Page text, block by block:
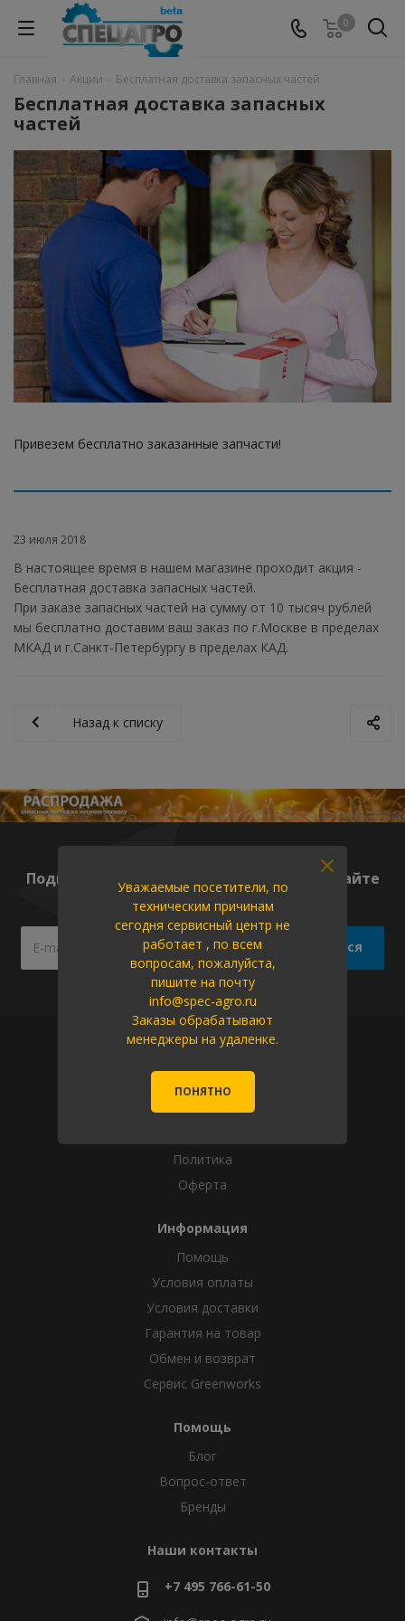
0
Главная - Акции - Бесплатная доставка запасных частей
Бесплатная доставка запасных
частей
Привезем бесплатно заказанные запчасти!
23 июля 2018
В настоящее время в нашем магазине проходит акция -
Бесплатная доставка запасных частей.
При заказе запасных частей на сумму от 10 тысяч рублей
мы бесплатно доставим ваш заказ по г.Москве в пределах
МКАД и г.Санкт-Петербургу в пределах КАД.
Назад к списку
Подпишитесь на нашу рассылку, и получайте
новые скидки каждую неделю!
О компании
Новости
Политика
Оферта
Информация
Помощь
Условия оплаты
Условия доставки
Гарантия на товар
Обмен и возврат
Сервис Greenworks
Помощь
Блог
Вопрос-ответ
Бренды
Наши контакты
+7 495 766-61-50
Уважаемые посетители, по
техническим причинам
сегодня сервисный центр не
работает , по всем
вопросам, пожалуйста,
пишите на почту
info@spec-agro.ru
Заказы обрабатывают
менеджеры на удаленке.
ПОНЯТНО